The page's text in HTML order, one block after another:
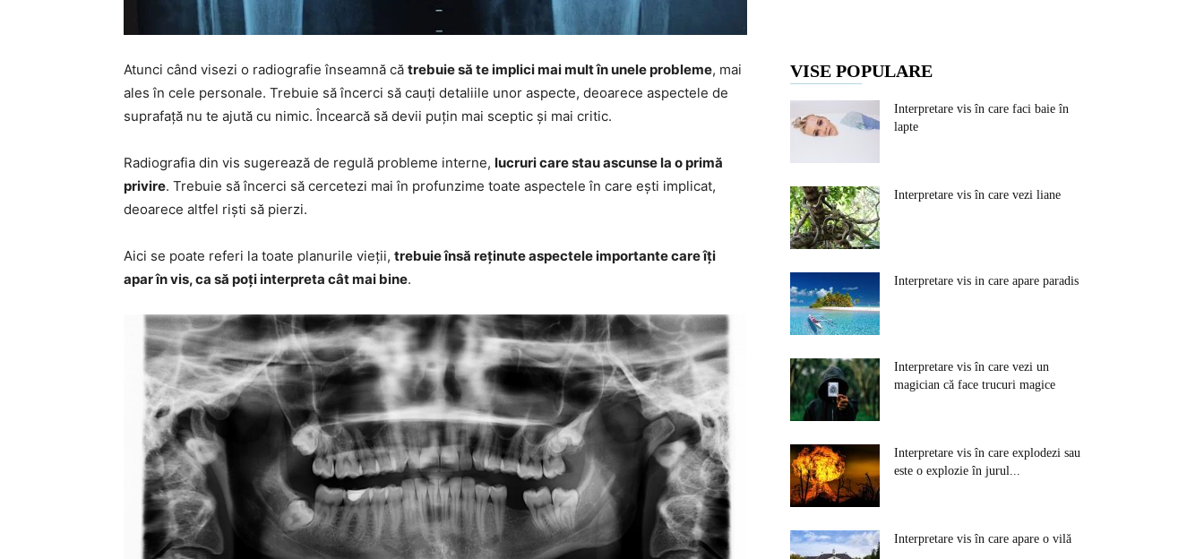
Atunci când visezi o radiografie înseamnă că trebuie să te implici mai mult în unele probleme, mai
ales în cele personale. Trebuie să încerci să cauți detaliile unor aspecte, deoarece aspectele de
suprafață nu te ajută cu nimic. Încearcă să devii puțin mai sceptic și mai critic.
Radiografia din vis sugerează de regulă probleme interne, lucruri care stau ascunse la o primă
privire. Trebuie să încerci să cercetezi mai în profunzime toate aspectele în care ești implicat,
deoarece altfel riști să pierzi.
Aici se poate referi la toate planurile vieții, trebuie însă reținute aspectele importante care îți
apar în vis, ca să poți interpreta cât mai bine.
VISE POPULARE
Interpretare vis în care faci baie în
lapte
Interpretare vis în care vezi liane
Interpretare vis in care apare paradis
Interpretare vis în care vezi un
magician că face trucuri magice
Interpretare vis în care explodezi sau
este o explozie în jurul...
Interpretare vis în care apare o vilă